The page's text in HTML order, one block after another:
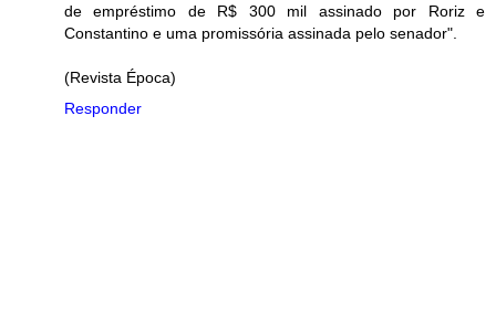
de empréstimo de R$ 300 mil assinado por Roriz e
Constantino e uma promissória assinada pelo senador".
(Revista Época)
Responder